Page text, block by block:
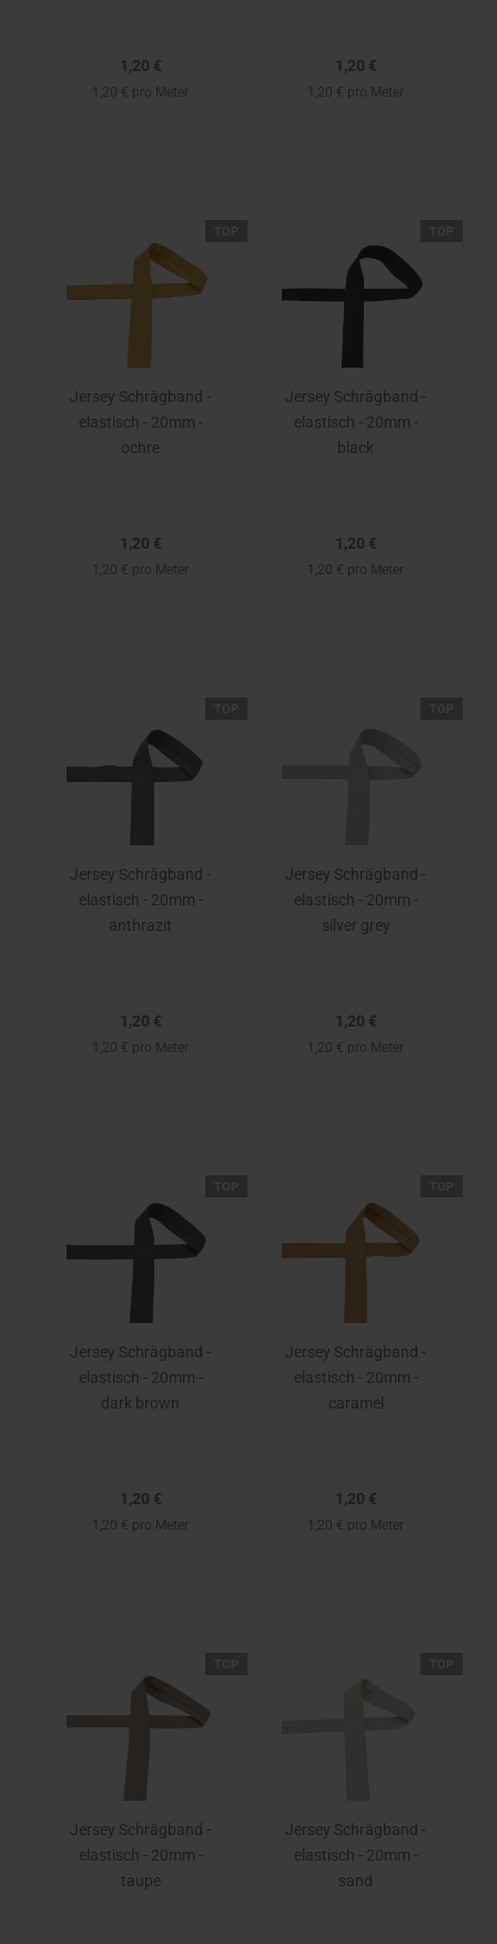
1,20 €
1,20 € pro Meter
1,20 €
1,20 € pro Meter
Jersey Schrägband -
elastisch - 20mm -
ochre
1,20 €
1,20 € pro Meter
Jersey Schrägband -
elastisch - 20mm -
black
1,20 €
1,20 € pro Meter
Jersey Schrägband -
elastisch - 20mm -
anthrazit
1,20 €
1,20 € pro Meter
Jersey Schrägband -
elastisch - 20mm -
silver grey
1,20 €
1,20 € pro Meter
Jersey Schrägband -
elastisch - 20mm -
dark brown
1,20 €
1,20 € pro Meter
Jersey Schrägband -
elastisch - 20mm -
caramel
1,20 €
1,20 € pro Meter
Jersey Schrägband -
elastisch - 20mm -
taupe
Jersey Schrägband -
elastisch - 20mm -
sand